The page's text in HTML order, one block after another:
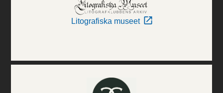
Litografiska museet